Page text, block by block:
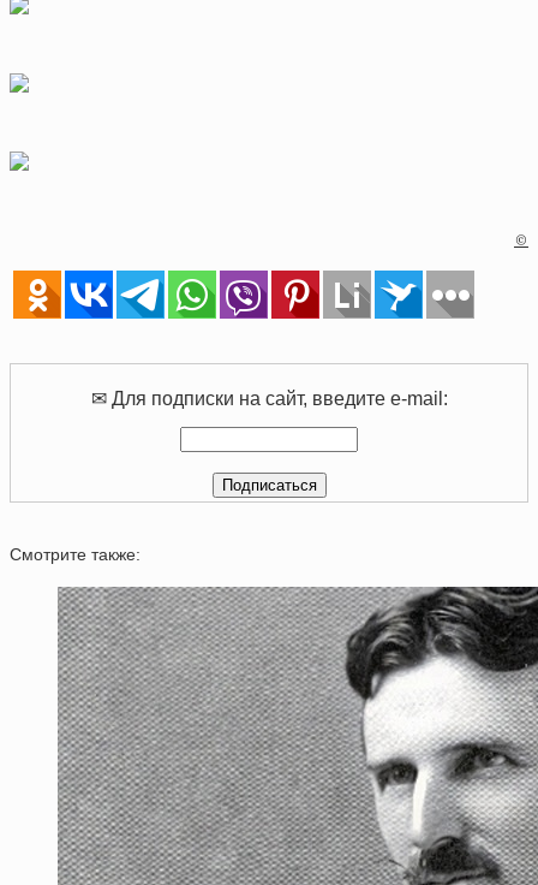
©
✉ Для подписки на сайт, введите e-mail:
Смотрите также: